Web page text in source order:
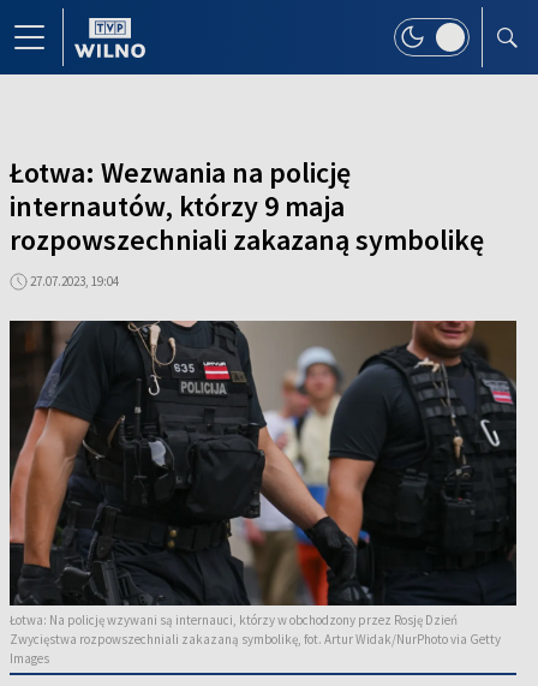
Łotwa: Wezwania na policję
internautów, którzy 9 maja
rozpowszechniali zakazaną symbolikę
27.07.2023, 19:04
Łotwa: Na policję wzywani są internauci, którzy w obchodzony przez Rosję Dzień
Zwycięstwa rozpowszechniali zakazaną symbolikę, fot. Artur Widak/NurPhoto via Getty
Images